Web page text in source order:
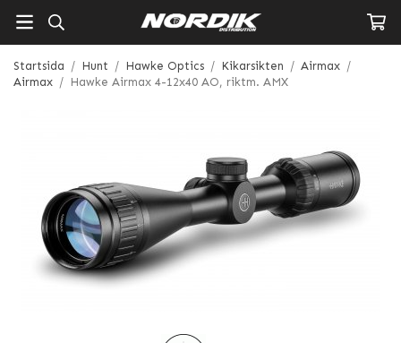
Startsida / Hunt / Hawke Optics / Kikarsikten / Airmax /
Airmax / Hawke Airmax 4-12x40 AO, riktm. AMX